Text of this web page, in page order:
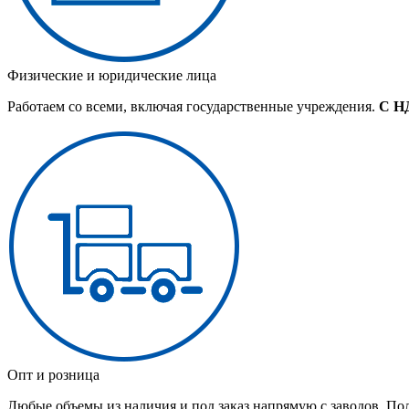
Физические и юридические лица
Работаем со всеми, включая государственные учреждения. С
Опт и розница